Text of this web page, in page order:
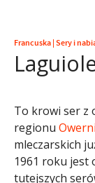
Francuska|Sery i
To krowi ser z
regionu Owerni
mleczarskich
1961 roku jest
tutejszych